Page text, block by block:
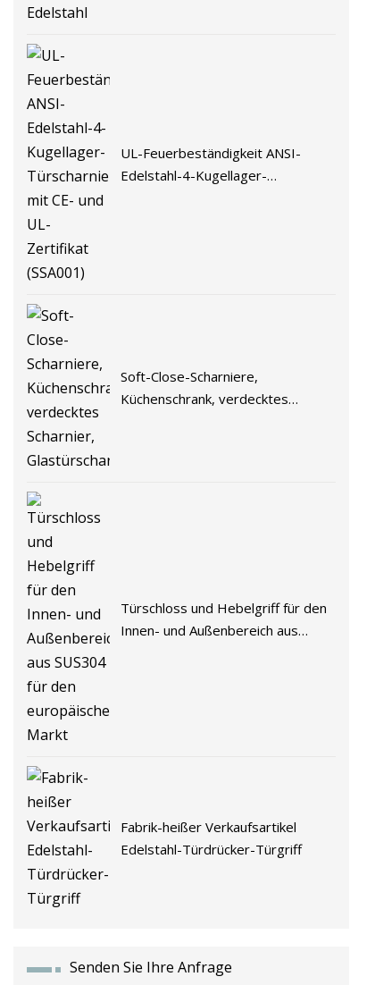
UL-Feuerbeständigkeit ANSI-
Edelstahl-4-Kugellager-
Soft-Close-Scharniere,
Küchenschrank, verdecktes
Türschloss und Hebelgriff für den
Innen- und Außenbereich aus
Fabrik-heißer Verkaufsartikel
Edelstahl-Türdrücker-Türgriff
Senden Sie Ihre Anfrage